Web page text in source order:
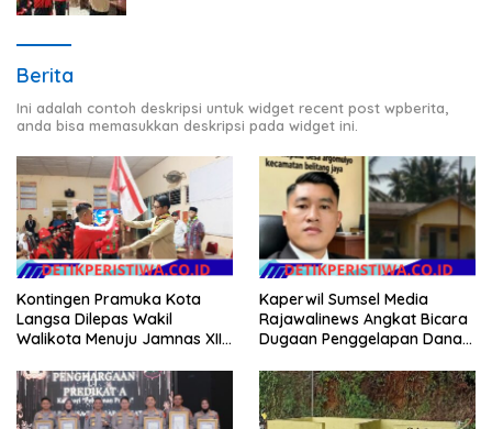
Berita
Ini adalah contoh deskripsi untuk widget recent post wpberita,
anda bisa memasukkan deskripsi pada widget ini.
Kontingen Pramuka Kota
Langsa Dilepas Wakil
Walikota Menuju Jamnas XII
Kaperwil Sumsel Media
Rajawalinews Angkat Bicara
Dugaan Penggelapan Dana
Argomulyo Belitang Jaya
Hilang 3 Bulan Bawa
Anggaran Pembangunan